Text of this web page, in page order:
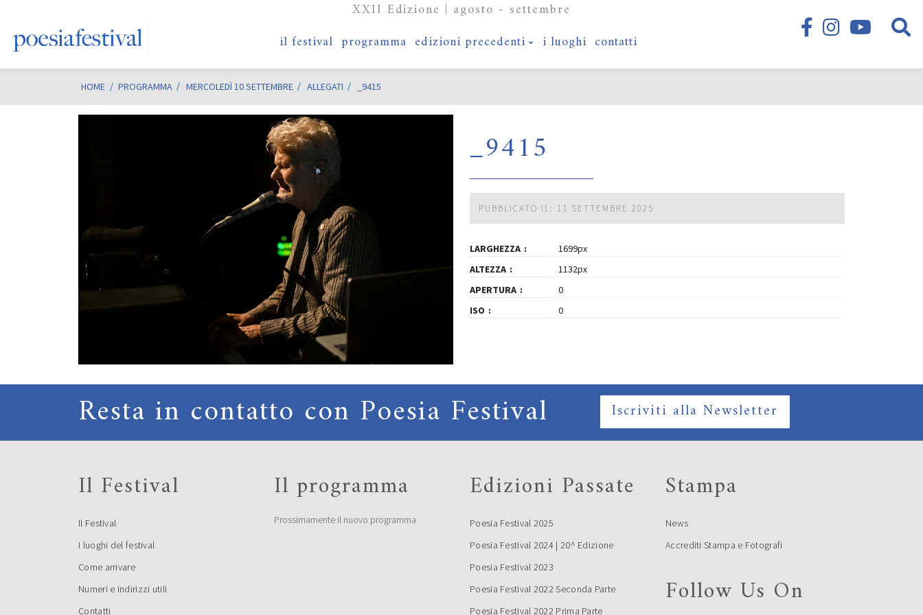
XXII Edizione | agosto - settembre
il festival programma edizioni precedenti i luoghi contatti
HOME / PROGRAMMA MERCOLEDÌ 10 SETTEMBRE ALLEGATI _9415
_9415
PUBBLICATO IL: 11 SETTEMBRE 2025
LARGHEZZA
1699px
ALTEZZA
1132px
APERTURA
0
ISO
0
Resta in contatto con Poesia Festival Iscriviti alla Newsletter
Il Festival
Il Festival
I luoghi del festival
Come arrivare
Numeri e indirizzi utili
Contatti
Il programma
Prossimamente il nuovo programma
Edizioni Passate
Poesia Festival 2025
Poesia Festival 2024 | 20^ Edizione
Poesia Festival 2023
Poesia Festival 2022 Seconda Parte
Poesia Festival 2022 Prima Parte
Stampa
News
Accrediti Stampa e Fotografi
Follow Us On